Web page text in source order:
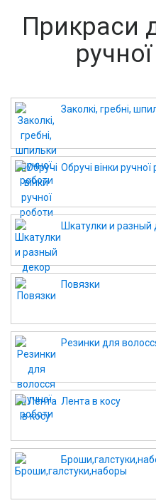
Прикраси
Заколкі, гребні,
Обручі вінки ручної
Шкатулки и разный
Повязки
Резинки для
Лента в косу